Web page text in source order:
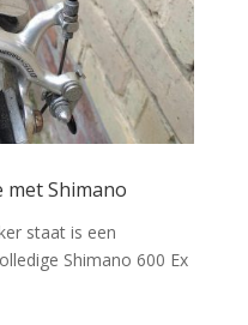
met Shimano
staat is een
Shimano 600 Ex